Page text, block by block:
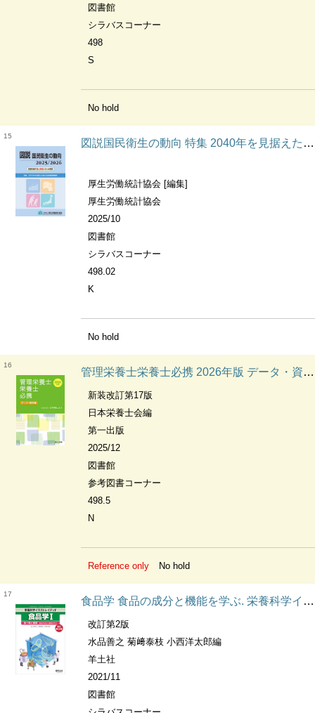
図書館
シラバスコーナー
498
S
No hold
15
図説国民衛生の動向 特集 2040年を見据えた新たな地域医療構想
厚生労働統計協会 [編集]
厚生労働統計協会
2025/10
図書館
シラバスコーナー
498.02
K
No hold
16
管理栄養士栄養士必携 2026年版 データ・資料集
新装改訂第17版
日本栄養士会編
第一出版
2025/12
図書館
参考図書コーナー
498.5
N
Reference only No hold
17
食品学 食品の成分と機能を学ぶ. 栄養科学イラストレイテッド 食べ物と健康
改訂第2版
水品善之 菊﨑泰枝 小西洋太郎編
羊土社
2021/11
図書館